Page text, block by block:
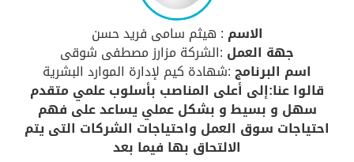
الاسم : هيثم سامى فريد حسن
جهة العمل :الشركة مزارز مصطفى شوقى
اسم البرنامج:شهادة كيم لإدارة الموارد البشرية
قالوا عنا:إلى أعلى المناصب بأسلوب علمي متقدم
سهل و بسيط و بشكل عملي يساعد على فهم
احتياجات سوق العمل واحتياجات الشركات التى يتم
الالتحاق بها فيما بعد